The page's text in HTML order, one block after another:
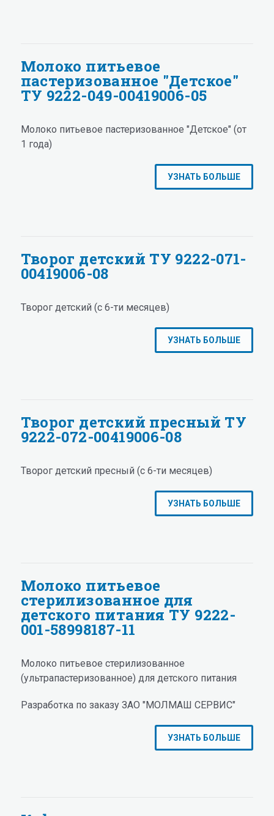
Молоко питьевое
пастеризованное "Детское"
ТУ 9222-049-00419006-05
Молоко питьевое пастеризованное "Детское" (от
1 года)
УЗНАТЬ БОЛЬШЕ
Творог детский ТУ 9222-071-
00419006-08
Творог детский (с 6-ти месяцев)
УЗНАТЬ БОЛЬШЕ
Творог детский пресный ТУ
9222-072-00419006-08
Творог детский пресный (с 6-ти месяцев)
УЗНАТЬ БОЛЬШЕ
Молоко питьевое
стерилизованное для
детского питания ТУ 9222-
001-58998187-11
Молоко питьевое стерилизованное
(ультрапастеризованное) для детского питания
Разработка по заказу ЗАО "МОЛМАШ СЕРВИС"
УЗНАТЬ БОЛЬШЕ